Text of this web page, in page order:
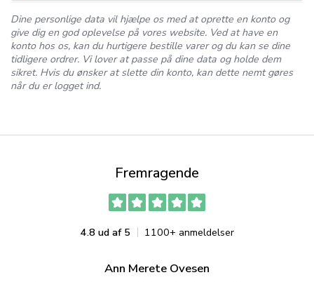
Dine personlige data vil hjælpe os med at oprette en konto og
give dig en god oplevelse på vores website. Ved at have en
konto hos os, kan du hurtigere bestille varer og du kan se dine
tidligere ordrer. Vi lover at passe på dine data og holde dem
sikret. Hvis du ønsker at slette din konto, kan dette nemt gøres
når du er logget ind.
Fremragende
4.8 ud af 5 1100+ anmeldelser
Ann Merete Ovesen